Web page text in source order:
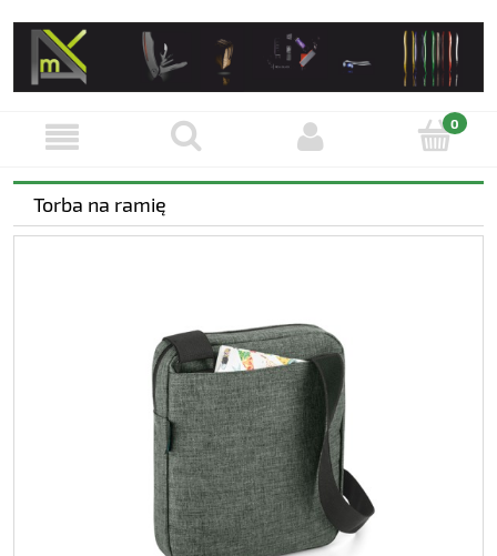
Torba na ramię